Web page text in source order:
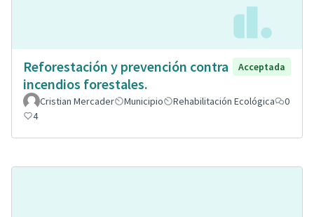
Reforestación y prevención contra
incendios forestales.
Acceptada
Cristian Mercader Municipio Rehabilitación Ecológica
0
4